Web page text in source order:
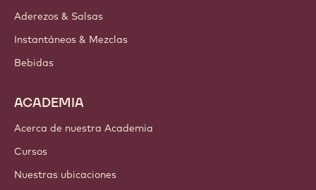
Aderezos & Salsas
Instantáneos & Mezclas
Bebidas
ACADEMIA
Acerca de nuestra Academia
Cursos
Nuestras ubicaciones